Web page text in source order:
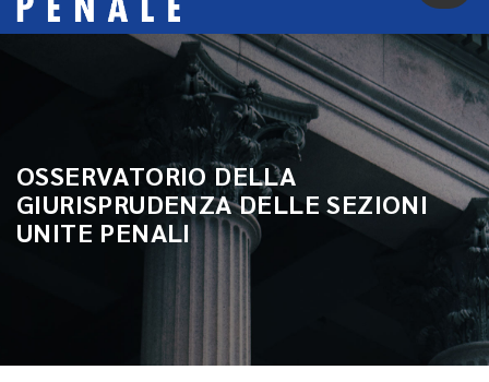
OSSERVATORIO DELLA
GIURISPRUDENZA DELLE SEZIONI
UNITE PENALI